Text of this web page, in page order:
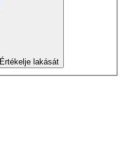
Értékelje lakását